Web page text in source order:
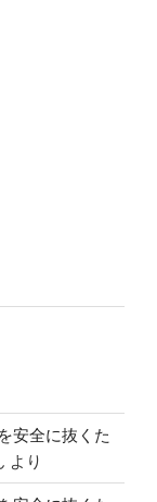
安全に抜くた
より